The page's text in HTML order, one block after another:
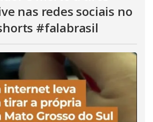
nas redes sociais no
#falabrasil